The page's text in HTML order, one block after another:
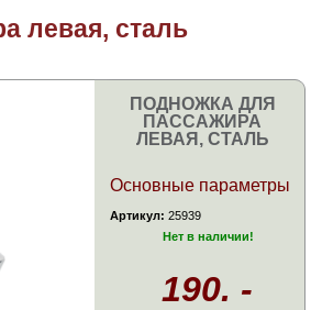
левая, сталь
ПОДНОЖКА ДЛЯ
ПАССАЖИРА
ЛЕВАЯ, СТАЛЬ
Основные параметры
Артикул: 25939
Нет в наличии!
190. -